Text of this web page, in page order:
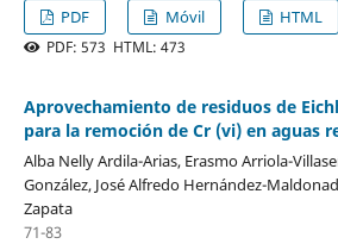
PDF
Móvil HTML
PDF: 573 HTML: 473
Aprovechamiento de residuos de
para la remoción de Cr (vi) en aguas
Alba Nelly Ardila-Arias, Erasmo Arriola-
González, José Alfredo Hernández-
Zapata
71-83